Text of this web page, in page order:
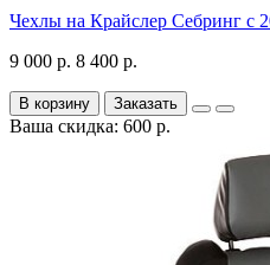
Чехлы на Крайслер Себринг с
9 000 р. 8 400 р.
В корзину Заказать
Ваша скидка: 600 р.